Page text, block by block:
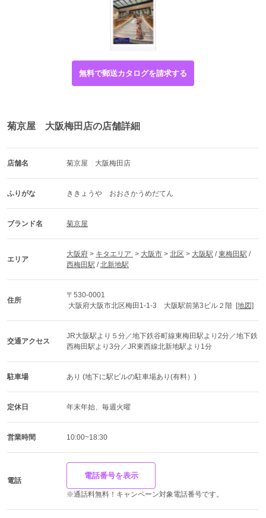
無料で郵送カタログを請求する
菊京屋 大阪梅田店の店舗詳細
店舗名 菊京屋　大阪梅田店
ふりがな ききょうや　おおさかうめだてん
ブランド名 菊京屋
エリア
大阪府 > キタエリア > 大阪市 > 北区 > 大阪駅 / 東梅田駅 /
西梅田駅 / 北新地駅
住所
〒530-0001
大阪府大阪市北区梅田1-1-3　大阪駅前第3ビル２階 [地図]
交通アクセス
JR大阪駅より５分／地下鉄谷町線東梅田駅より2分／地下鉄
西梅田駅より3分／JR東西線北新地駅より1分
駐車場 あり (地下に駅ビルの駐車場あり(有料）)
定休日 年末年始、毎週火曜
営業時間 10:00~18:30
電話
電話番号を表示
※通話料無料！キャンペーン対象電話番号です。